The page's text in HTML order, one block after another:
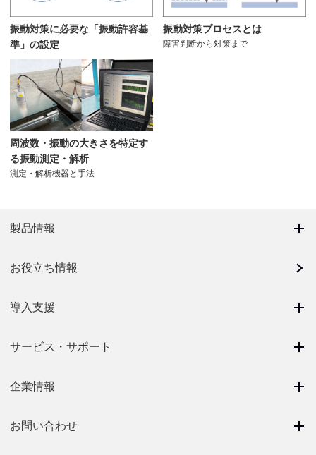
振動対策に必要な「振動許容基
準」の設定
振動対策プロセスとは
障害判断から対策まで
周波数・振動の大きさを特定す
る振動測定・解析
測定・解析機器と手法
製品情報
お役立ち情報
導入支援
サービス・サポート
企業情報
お問い合わせ